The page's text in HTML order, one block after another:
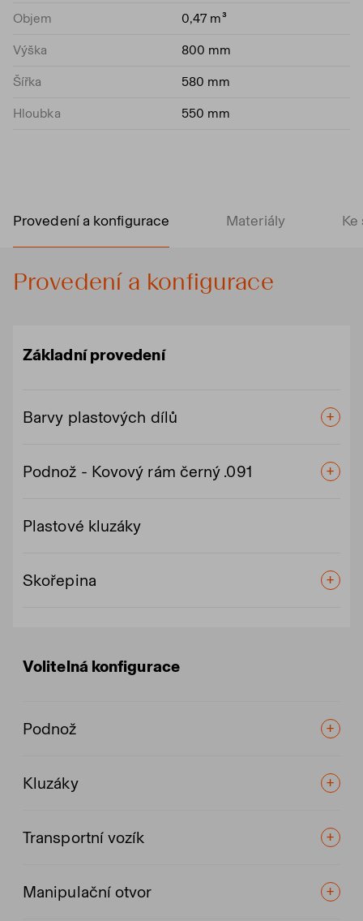
Objem 0,47 m³
Výška 800 mm
Šířka 580 mm
Hloubka 550 mm
Provedení a konfigurace Materiály Ke
Provedení a konfigurace
Základní provedení
Barvy plastových dílů
Podnož - Kovový rám černý .091
Plastové kluzáky
Skořepina
Volitelná konfigurace
Podnož
Kluzáky
Transportní vozík
Manipulační otvor